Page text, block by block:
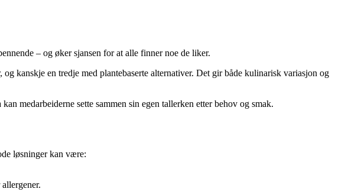
– og øker sjansen for at alle finner noe de liker.
kanskje en tredje med plantebaserte alternativer. Det gir både kulinarisk variasjon og
medarbeiderne sette sammen sin egen tallerken etter behov og smak.
løsninger kan være: